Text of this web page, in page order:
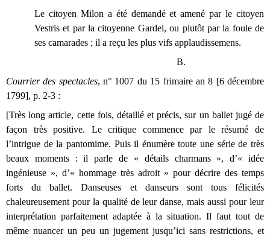
Le citoyen Milon a été demandé et amené par le citoyen
Vestris et par la citoyenne Gardel, ou plutôt par la foule de
ses camarades ; il a reçu les plus vifs applaudissemens.
B.
Courrier des spectacles, n° 1007 du 15 frimaire an 8 [6 décembre
1799], p. 2-3 :
[Très long article, cette fois, détaillé et précis, sur un ballet jugé de
façon très positive. Le critique commence par le résumé de
l’intrigue de la pantomime. Puis il énumère toute une série de très
beaux moments : il parle de « détails charmans », d’« idée
ingénieuse », d’« hommage très adroit » pour décrire des temps
forts du ballet. Danseuses et danseurs sont tous félicités
chaleureusement pour la qualité de leur danse, mais aussi pour leur
interprétation parfaitement adaptée à la situation. Il faut tout de
même nuancer un peu un jugement jusqu’ici sans restrictions, et